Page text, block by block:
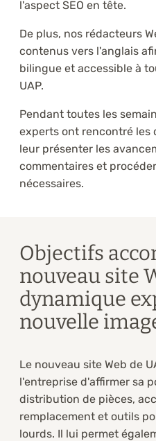
l'aspect SEO en tête.
De plus, nos rédacteurs
contenus vers l'anglais
bilingue et accessible à
UAP.
Pendant toutes les
experts ont rencontré les
leur présenter les
commentaires et
nécessaires.
Objectifs
nouveau site
dynamique
nouvelle
Le nouveau site Web de
l'entreprise d'affirmer sa
distribution de pièces,
remplacement et outils
lourds. Il lui permet